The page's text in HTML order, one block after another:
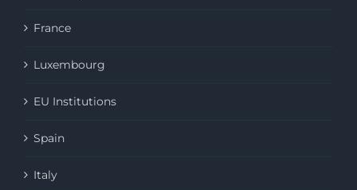
France
Luxembourg
EU Institutions
Spain
Italy